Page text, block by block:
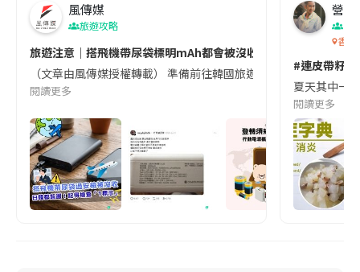
風傳媒
旅遊攻略
旅遊注意｜搭飛機帶尿袋標明mAh都會被沒收😱出發前切記檢查
（文章由風傳媒授權轉載） 準備前往韓國旅遊的民眾，近期要
閱讀更多
營養
香港
#連皮帶籽
夏天其中一
閱讀更多